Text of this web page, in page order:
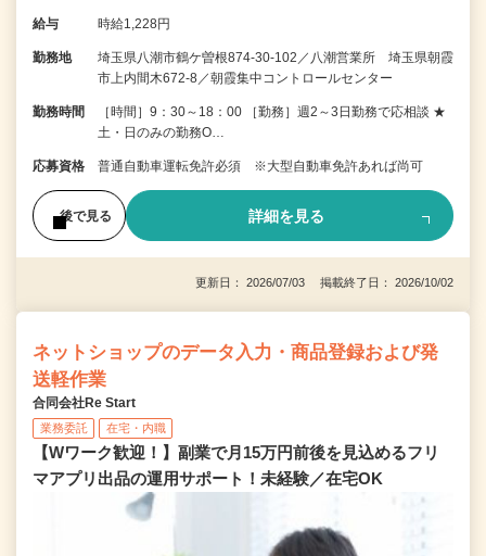
給与 時給1,228円
勤務地
埼玉県八潮市鶴ケ曽根874-30-102／八潮営業所 埼玉県朝霞
市上内間木672-8／朝霞集中コントロールセンター
勤務時間
［時間］9：30～18：00 ［勤務］週2～3日勤務で応相談 ★
土・日のみの勤務O…
応募資格 普通自動車運転免許必須 ※大型自動車免許あれば尚可
後で見る 詳細を見る
更新日： 2026/07/03 掲載終了日： 2026/10/02
ネットショップのデータ入力・商品登録および発
送軽作業
合同会社Re Start
業務委託 在宅・内職
【Wワーク歓迎！】副業で月15万円前後を見込めるフリ
マアプリ出品の運用サポート！未経験／在宅OK